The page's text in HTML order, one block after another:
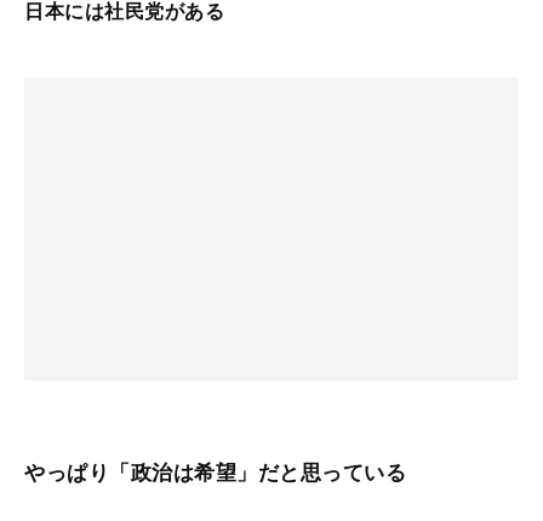
日本には社民党がある
やっぱり「政治は希望」だと思っている